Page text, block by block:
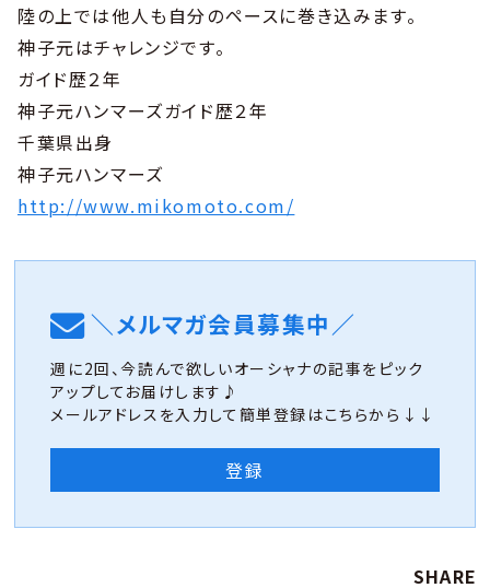
陸の上では他人も自分のペースに巻き込みます。
神子元はチャレンジです。
ガイド歴２年
神子元ハンマーズガイド歴２年
千葉県出身
神子元ハンマーズ
http://www.mikomoto.com/
＼メルマガ会員募集中／
週に2回、今読んで欲しいオーシャナの記事をピック
アップしてお届けします♪
メールアドレスを入力して簡単登録はこちらから↓↓
登録
SHARE